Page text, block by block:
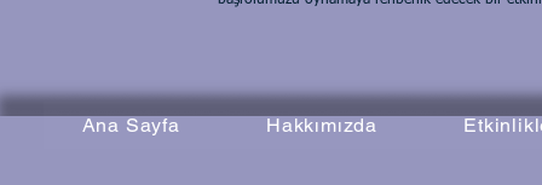
Ana Sayfa Hakkımızda